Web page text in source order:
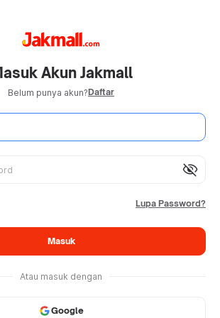
Akun Jakmall
Belum punya akun?Daftar
visibility_off
Lupa Password?
Masuk
Atau masuk dengan
Google